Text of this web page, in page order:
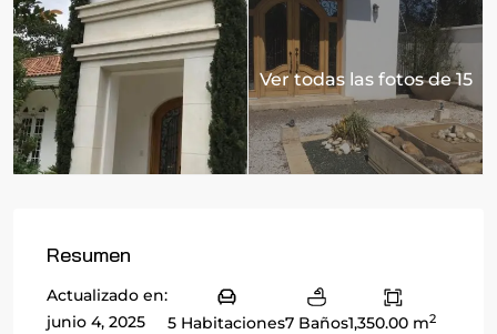
Ver todas las fotos de 15
Resumen
Actualizado en:
junio 4, 2025
5 Habitaciones7 Baños1,350.00 m2